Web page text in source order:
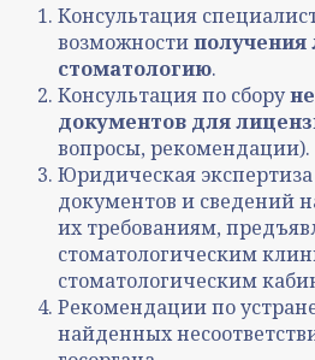
Консультация
возможностиполучения
стоматологию.
Консультация по сбору
документов для
вопросы, рекомендации).
Юридическая
документов и сведений
их требованиям,
стоматологическим
стоматологическим
Рекомендации по
найденных